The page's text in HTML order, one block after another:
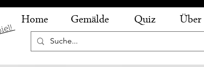
Home Gemälde Quiz